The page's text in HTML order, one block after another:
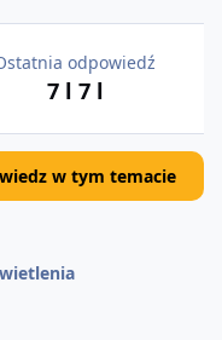
odpowiedź
7 l 7 l
w tym temacie